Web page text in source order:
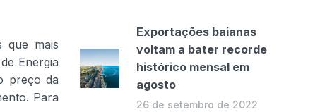
que mais
Energia
preço da
Para
Exportações baianas
voltam a bater recorde
histórico mensal em
agosto
26 de setembro de 2022